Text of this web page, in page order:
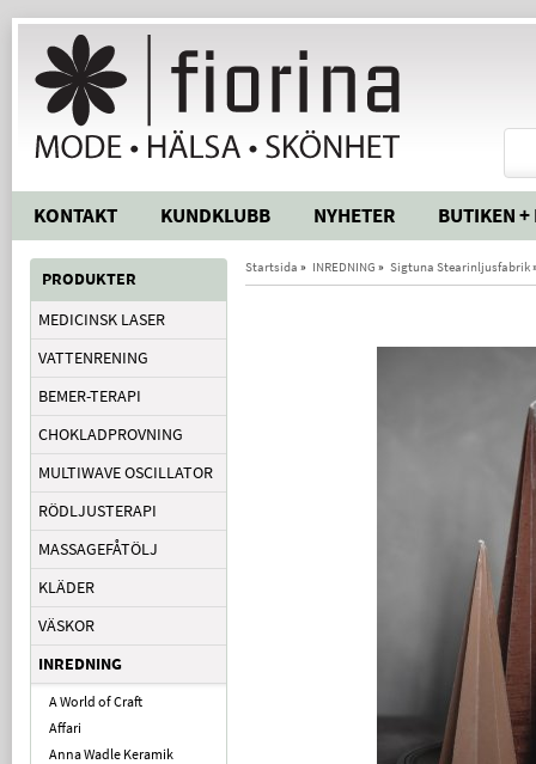
KONTAKT KUNDKLUBB NYHETER BUTIKEN +
PRODUKTER
MEDICINSK LASER
VATTENRENING
BEMER-TERAPI
CHOKLADPROVNING
MULTIWAVE OSCILLATOR
RÖDLJUSTERAPI
MASSAGEFÅTÖLJ
KLÄDER
VÄSKOR
INREDNING
A World of Craft
Affari
Anna Wadle Keramik
Startsida » INREDNING » Sigtuna Stearinljusfabrik